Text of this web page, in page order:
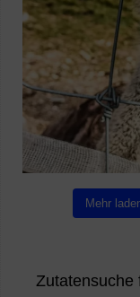
Mehr
Zutatensuche